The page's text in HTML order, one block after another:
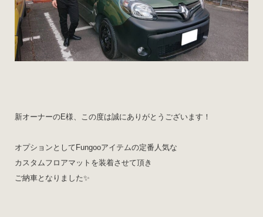
新オーナーのE様、この度は誠にありがとうございます！
オプションとしてFungooアイテムの定番人気な
カスタムフロアマットを装着させて頂き
ご納車となりました✨